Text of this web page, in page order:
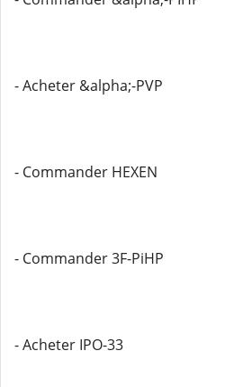
- Acheter &alpha;-PVP
- Commander HEXEN
- Commander 3F-PiHP
- Acheter IPO-33